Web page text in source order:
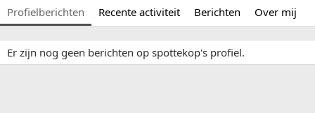
Profielberichten Recente activiteit Berichten Over mij
Er zijn nog geen berichten op spottekop's profiel.